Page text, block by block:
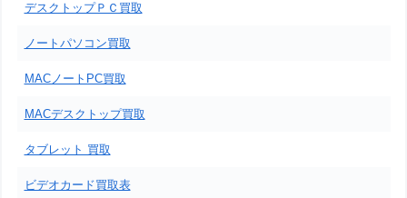
デスクトップＰＣ買取
ノートパソコン買取
MACノートPC買取
MACデスクトップ買取
タブレット 買取
ビデオカード買取表